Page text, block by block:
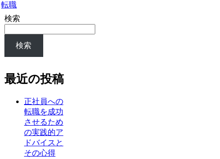
転職
検索
検索
最近の投稿
正社員への
転職を成功
させるため
の実践的ア
ドバイスと
その心得